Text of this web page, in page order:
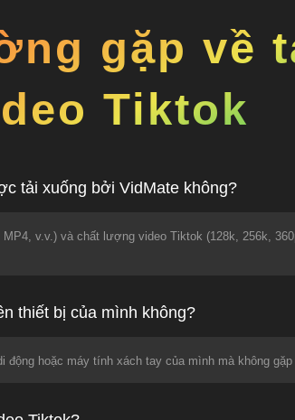
gặp về
Tiktok
tải xuống bởi VidMate không?
v.v.) và chất lượng video Tiktok (128k, 256k,
thiết bị của mình không?
hoặc máy tính xách tay của mình mà không